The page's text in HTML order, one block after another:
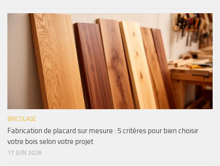
BRICOLAGE
Fabrication de placard sur mesure : 5 critères pour bien choisir
votre bois selon votre projet
17 JUIN 2026